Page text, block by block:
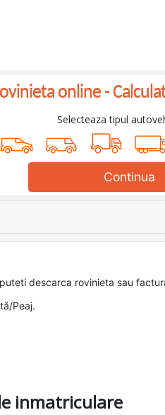
online -
Selecteaza tipul
Continua
descarca rovinieta sau
Peaj.
inmatriculare